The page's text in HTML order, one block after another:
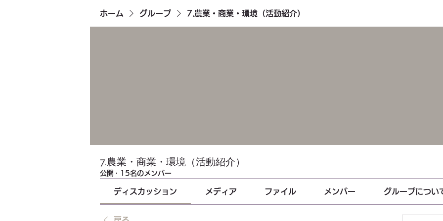
ホーム グループ 7.農業・商業・環境（活動紹介）
7.農業・商業・環境（活動紹介）
公開 · 15名のメンバー
ディスカッション メディア ファイル メンバー グループについ